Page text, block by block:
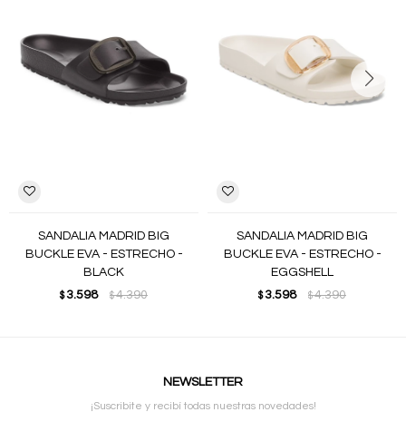
SANDALIA MADRID BIG
BUCKLE EVA - ESTRECHO -
BLACK
$3.598 $4.390
SANDALIA MADRID BIG
BUCKLE EVA - ESTRECHO -
EGGSHELL
$3.598 $4.390
NEWSLETTER
¡Suscribite y recibí todas nuestras novedades!